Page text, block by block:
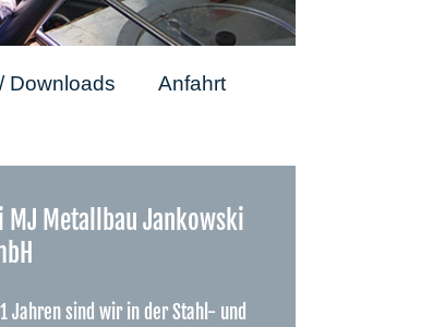
Downloads Anfahrt
Metallbau Jankowski
Jahren sind wir in der Stahl- und